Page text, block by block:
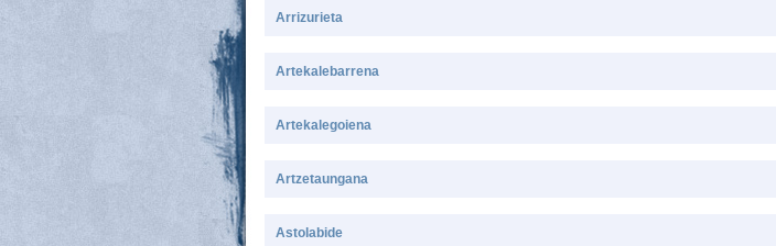
Arrizurieta
Artekalebarrena
Artekalegoiena
Artzetaungana
Astolabide